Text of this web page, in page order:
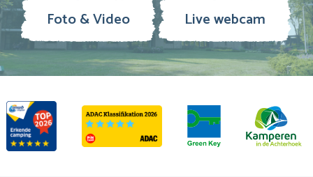
Foto & Video Live webcam